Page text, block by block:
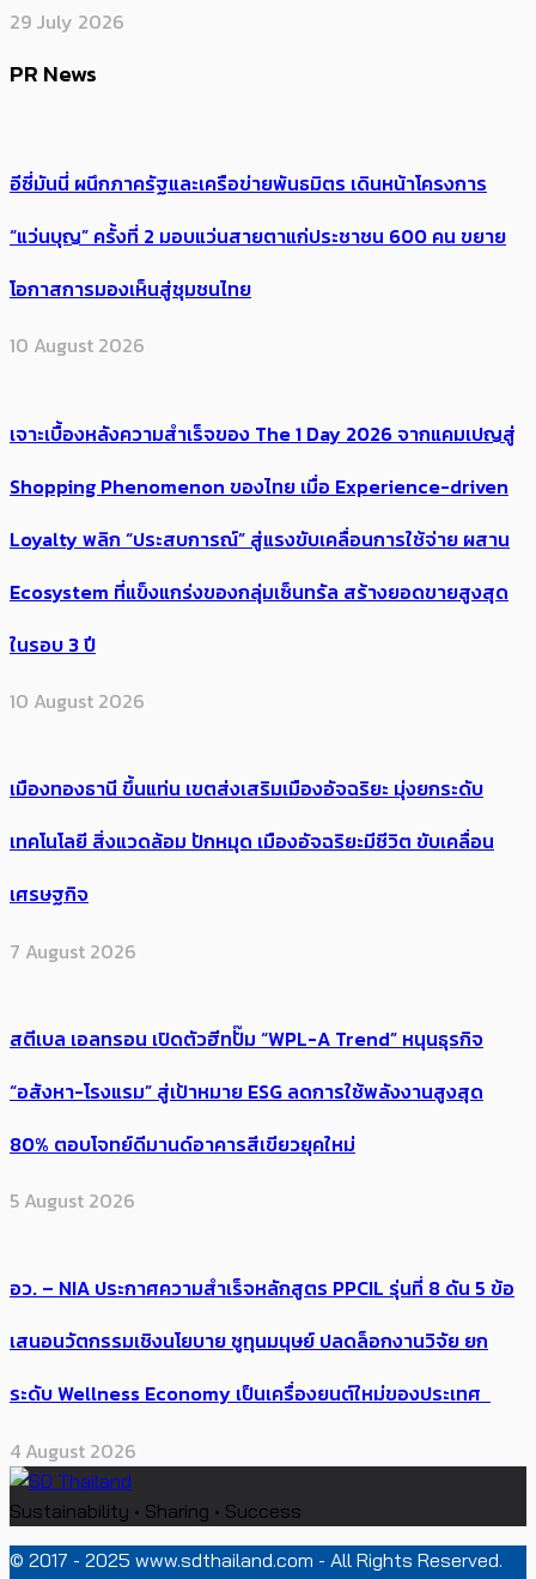
29 July 2026
PR News
อีซี่มันนี่ ผนึกภาครัฐและเครือข่ายพันธมิตร เดินหน้าโครงการ
“แว่นบุญ” ครั้งที่ 2 มอบแว่นสายตาแก่ประชาชน 600 คน ขยาย
โอกาสการมองเห็นสู่ชุมชนไทย
10 August 2026
เจาะเบื้องหลังความสำเร็จของ The 1 Day 2026 จากแคมเปญสู่
Shopping Phenomenon ของไทย เมื่อ Experience-driven
Loyalty พลิก “ประสบการณ์” สู่แรงขับเคลื่อนการใช้จ่าย ผสาน
Ecosystem ที่แข็งแกร่งของกลุ่มเซ็นทรัล สร้างยอดขายสูงสุด
ในรอบ 3 ปี
10 August 2026
เมืองทองธานี ขึ้นแท่น เขตส่งเสริมเมืองอัจฉริยะ มุ่งยกระดับ
เทคโนโลยี สิ่งแวดล้อม ปักหมุด เมืองอัจฉริยะมีชีวิต ขับเคลื่อน
เศรษฐกิจ
7 August 2026
สตีเบล เอลทรอน เปิดตัวฮีทปั๊ม “WPL-A Trend” หนุนธุรกิจ
“อสังหา-โรงแรม” สู่เป้าหมาย ESG ลดการใช้พลังงานสูงสุด
80% ตอบโจทย์ดีมานด์อาคารสีเขียวยุคใหม่
5 August 2026
อว. – NIA ประกาศความสำเร็จหลักสูตร PPCIL รุ่นที่ 8 ดัน 5 ข้อ
เสนอนวัตกรรมเชิงนโยบาย ชูทุนมนุษย์ ปลดล็อกงานวิจัย ยก
ระดับ Wellness Economy เป็นเครื่องยนต์ใหม่ของประเทศ
4 August 2026
Sustainability • Sharing • Success
© 2017 - 2025 www.sdthailand.com - All Rights Reserved.